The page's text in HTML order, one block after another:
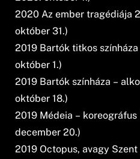
2020 Az ember tragédiája
október 31.)
2019 Bartók titkos
október 1.)
2019 Bartók színháza –
október 18.)
2019 Médeia – koreográfus
december 20.)
2019 Octopus, avagy